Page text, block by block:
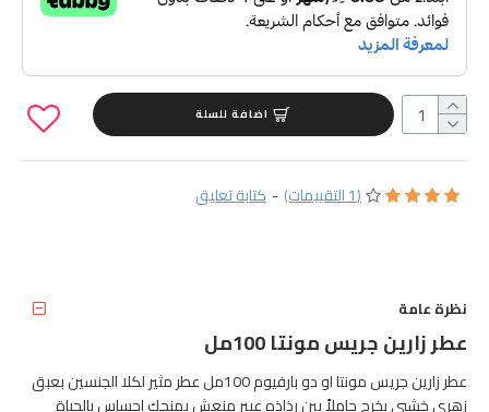
(1 التقييمات) - كتابة تعليق
اضافة للسلة
نظرة عامة
عطر زارين جريس مونتا 100مل
عطر زارين جريس مونتا او دو بارفيوم 100مل عطر مثير لكلا الجنسين بعبق
زهري خشبي يخرج حاملاً بين رذاذه عبير منعش يمنحك إحساس بالحياة